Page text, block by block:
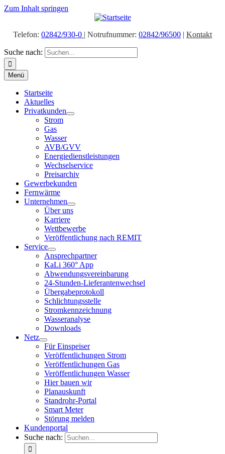
Zum Inhalt springen
Telefon: 02842/930-0 | Notrufnummer: 02842/96500 | Kontakt
Suche nach:
Menü
Startseite
Aktuelles
Privatkunden
Strom
Gas
Wasser
AVB/GVV
Energiedienstleistungen
Wechselservice
Preisarchiv
Gewerbekunden
Fernwärme
Unternehmen
Über uns
Karriere
Wettbewerbe
Veröffentlichung nach REMIT
Service
Ansprechpartner
KaLi 360° App
Abwendungsvereinbarung
24-Stunden-Lieferantenwechsel
Übergabeprotokoll
Schlichtungsstelle
Stromkennzeichnung
Wasseranalyse
Downloads
Netz
Für Einspeiser
Veröffentlichungen Strom
Veröffentlichungen Gas
Veröffentlichungen Wasser
Hier bauen wir
Planauskunft
Standrohr-Portal
Smart Meter
Störung melden
Kundenportal
Suche nach: